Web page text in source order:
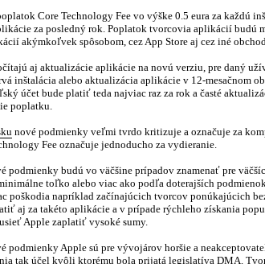
Core Technology Fee vo výške 0.5 eura za každú
za posledný rok. Poplatok tvorcovia aplikácií budú
akýmkoľvek spôsobom, cez App Store aj cez iné
aj aktualizácie aplikácie na novú verziu, pre daný
inštalácia alebo aktualizácia aplikácie v 12-mesačnom
účet bude platiť teda najviac raz za rok a časté
poplatku.
nové podmienky veľmi tvrdo kritizuje a označuje za
Fee označuje jednoducho za vydieranie.
podmienky budú vo väčšine prípadov znamenať pre
toľko alebo viac ako podľa doterajších
poškodia napríklad začínajúcich tvorcov ponúkajúcich
aj za takéto aplikácie a v prípade rýchleho získania
Apple zaplatiť vysoké sumy.
podmienky Apple sú pre vývojárov horšie a
tak účel kvôli ktorému bola prijatá legislatíva DMA.